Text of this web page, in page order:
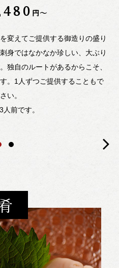
円～
変えてご提供する御造りの盛り
身ではなかなか珍しい、大ぶり
独自のルートがあるからこそ、
。1人ずつご提供することもで
い。
前です。